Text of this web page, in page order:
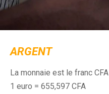
ARGENT
La monnaie est le franc CFA
1 euro = 655,597 CFA